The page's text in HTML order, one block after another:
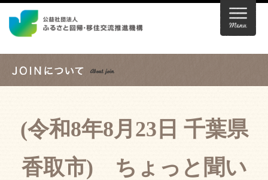
(令和8年8月23日 千葉県
香取市) ちょっと聞い